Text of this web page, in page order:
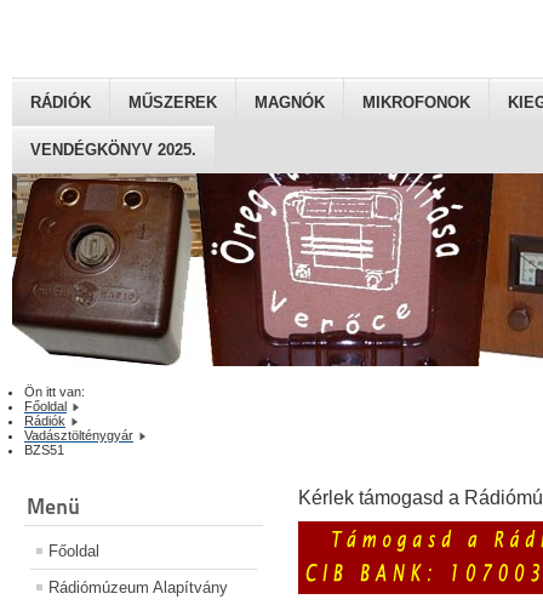
RÁDIÓK MŰSZEREK MAGNÓK MIKROFONOK
VENDÉGKÖNYV 2025.
Ön itt van:
Főoldal
Rádiók
Vadásztölténygyár
BZS51
Menü
Főoldal
Rádiómúzeum Alapítvány
Kérlek támogasd a